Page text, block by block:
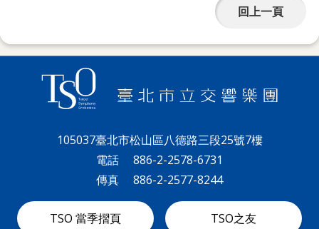
回上一頁
105037臺北市松山區八德路三段25號7樓
電話
886-2-2578-6731
傳真
886-2-2577-8244
TSO 當季摺頁 TSO之友